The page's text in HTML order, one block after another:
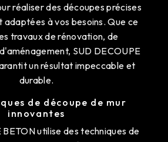
réaliser des découpes précises
à vos besoins. Que ce
travaux de rénovation, de
SUD DECOUPE
un résultat impeccable et
durable.
de découpe de mur
innovantes
BETON utilise des techniques de